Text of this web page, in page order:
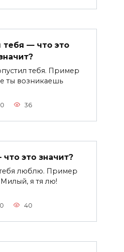
тебя — что это
тебя. Пример
ты возникаешь
0 36
это значит?
люблю. Пример
Милый, я тя лю!
0 40